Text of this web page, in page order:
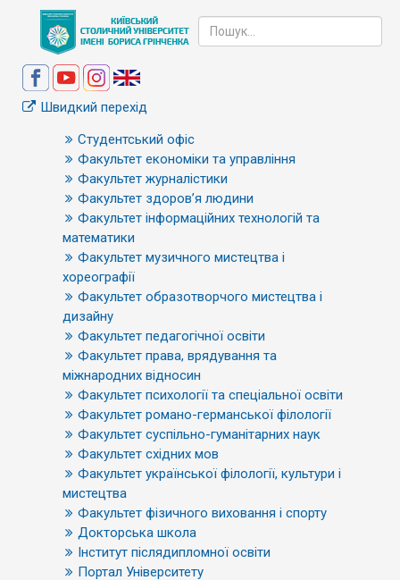
Швидкий перехід
Студентський офіс
Факультет економіки та управління
Факультет журналістики
Факультет здоров’я людини
Факультет інформаційних технологій та
математики
Факультет музичного мистецтва і
хореографії
Факультет образотворчого мистецтва і
дизайну
Факультет педагогічної освіти
Факультет права, врядування та
міжнародних відносин
Факультет психології та спеціальної освіти
Факультет романо-германської філології
Факультет суспільно-гуманітарних наук
Факультет східних мов
Факультет української філології, культури і
мистецтва
Факультет фізичного виховання і спорту
Докторська школа
Інститут післядипломної освіти
Портал Університету